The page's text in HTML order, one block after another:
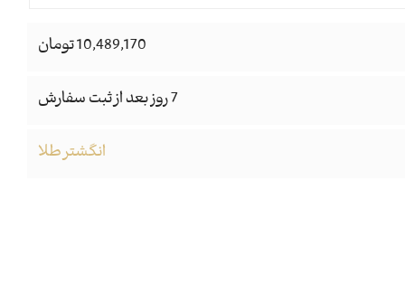
10,489,170 تومان
7 روز بعد از ثبت سفارش
انگشتر طلا